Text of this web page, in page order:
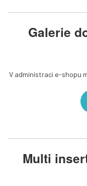
Galerie
V administraci e-shopu
Multi